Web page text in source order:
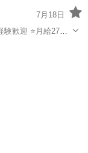
7月18日